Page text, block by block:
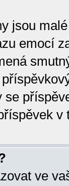
jsou
emocí
v
ve